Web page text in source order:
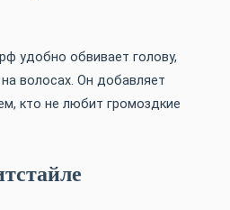
удобно обвивает голову,
волосах. Он добавляет
кто не любит громоздкие